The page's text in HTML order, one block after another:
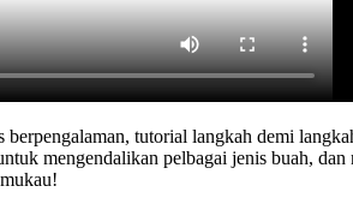
tutorial langkah demi
mengendalikan pelbagai jenis buah,